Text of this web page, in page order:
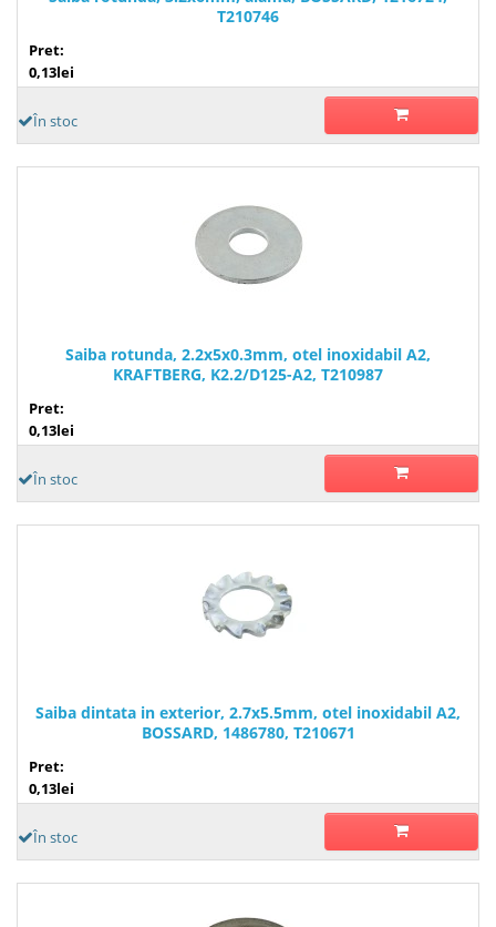
T210746
Pret:
0,13lei
În stoc
Saiba rotunda, 2.2x5x0.3mm, otel inoxidabil A2,
KRAFTBERG, K2.2/D125-A2, T210987
Pret:
0,13lei
În stoc
Saiba dintata in exterior, 2.7x5.5mm, otel inoxidabil A2,
BOSSARD, 1486780, T210671
Pret:
0,13lei
În stoc